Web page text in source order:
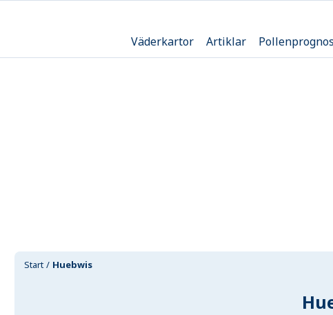
Väderkartor Artiklar Pollenprognos
Start Huebwis